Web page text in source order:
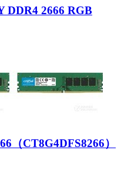
DDR4 2666 RGB
（CT8G4DFS8266）